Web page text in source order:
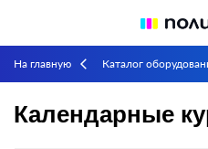
На главную arrow_back_ios Каталог
Календарные